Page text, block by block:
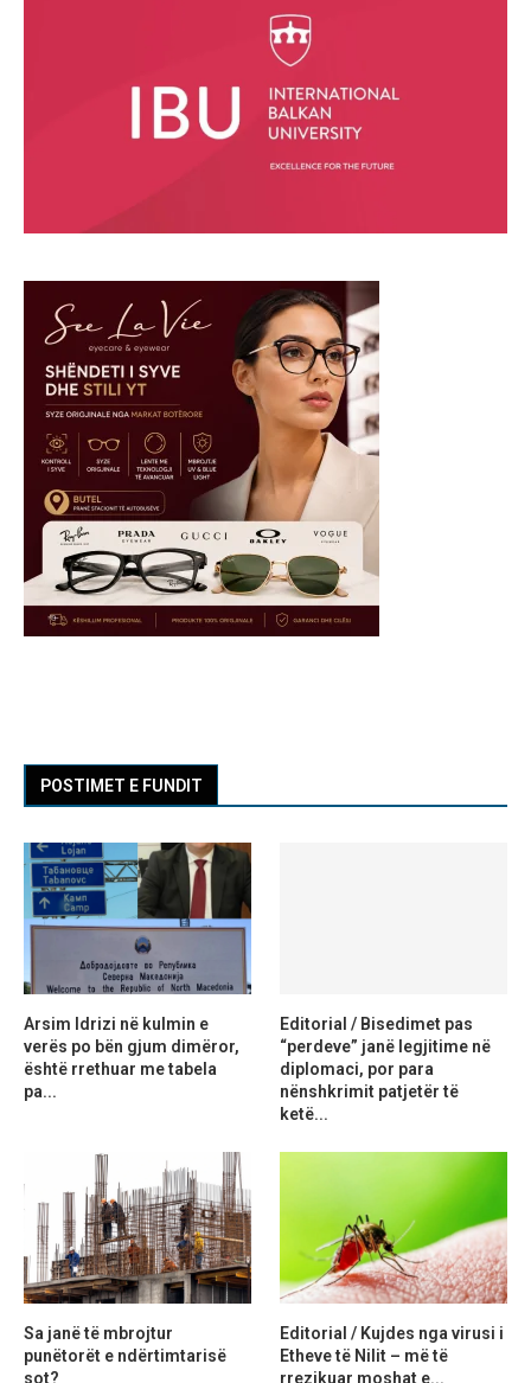
POSTIMET E FUNDIT
Arsim Idrizi në kulmin e
verës po bën gjum dimëror,
është rrethuar me tabela
pa...
Editorial / Bisedimet pas
“perdeve” janë legjitime në
diplomaci, por para
nënshkrimit patjetër të
ketë...
Sa janë të mbrojtur
punëtorët e ndërtimtarisë
sot?
Editorial / Kujdes nga virusi i
Etheve të Nilit – më të
rrezikuar moshat e...